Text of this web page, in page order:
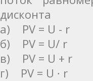
дисконта
а) РV = U - r
б) РV = U/ r
в) РV = U + r
г) РV = U ∙ r